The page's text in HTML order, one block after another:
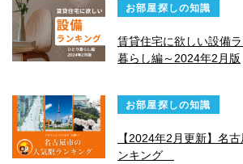
お部屋探しの知識
賃貸住宅に欲しい設備
暮らし編～2024年2月版
お部屋探しの知識
【2024年2月更新】名
ンキング